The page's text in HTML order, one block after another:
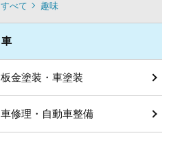
すべて 趣味
車
板金塗装・車塗装
車修理・自動車整備